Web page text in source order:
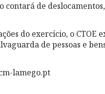
contará de
do exercício, o
de pessoas e
lamego.pt